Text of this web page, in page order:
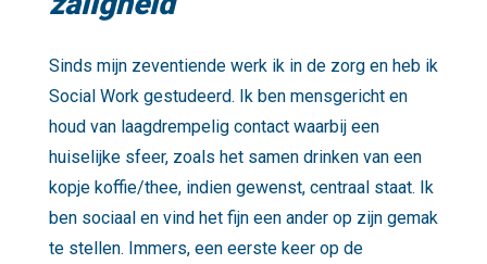
Sinds mijn zeventiende werk ik in de zorg en heb ik
Social Work gestudeerd. Ik ben mensgericht en
houd van laagdrempelig contact waarbij een
huiselijke sfeer, zoals het samen drinken van een
kopje koffie/thee, indien gewenst, centraal staat. Ik
ben sociaal en vind het fijn een ander op zijn gemak
te stellen. Immers, een eerste keer op de